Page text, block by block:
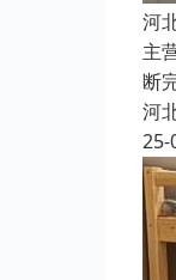
河
主
断
河
25-